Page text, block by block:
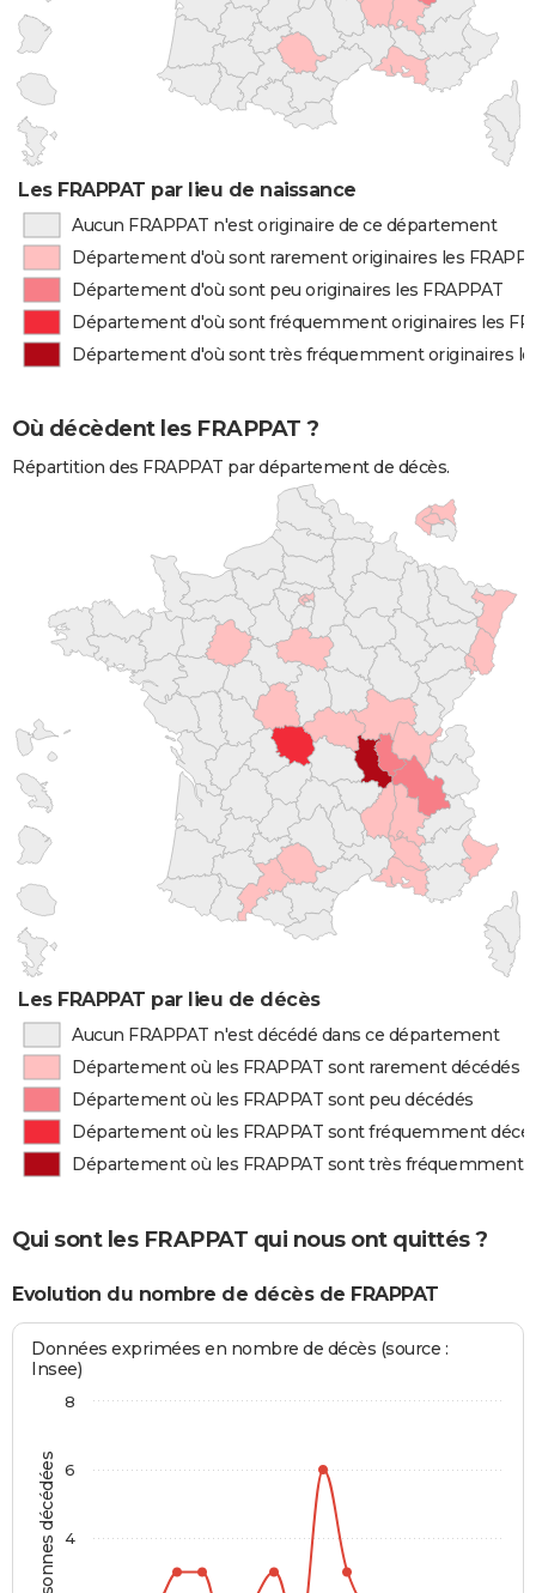
Les FRAPPAT par lieu de naissance
Aucun FRAPPAT n'est originaire de ce département
Département d'où sont rarement originaires les
Département d'où sont peu originaires les FRAPPAT
Département d'où sont fréquemment originaires les
Département d'où sont très fréquemment originaires
Où décèdent les FRAPPAT ?
Répartition des FRAPPAT par département de décès.
Les FRAPPAT par lieu de décès
Aucun FRAPPAT n'est décédé dans ce département
Département où les FRAPPAT sont rarement décédés
Département où les FRAPPAT sont peu décédés
Département où les FRAPPAT sont fréquemment
Département où les FRAPPAT sont très fréquemment
Qui sont les FRAPPAT qui nous ont quittés ?
Evolution du nombre de décès de FRAPPAT
Personnes décédées
Données exprimées en nombre de décès (source :
Insee)
4
6
8